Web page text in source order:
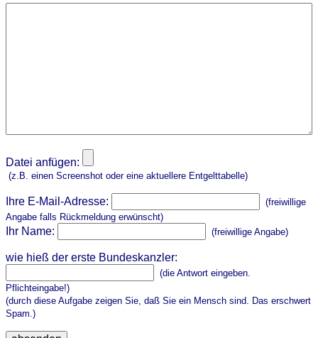
Datei anfügen:
(z.B. einen Screenshot oder eine aktuellere Entgelttabelle)
Ihre E-Mail-Adresse:
(freiwillige
Angabe falls Rückmeldung erwünscht)
Ihr Name: (freiwillige Angabe)
wie hieß der erste Bundeskanzler:
(die Antwort eingeben.
Pflichteingabe!)
(durch diese Aufgabe zeigen Sie, daß Sie ein Mensch sind. Das erschwert
Spam.)